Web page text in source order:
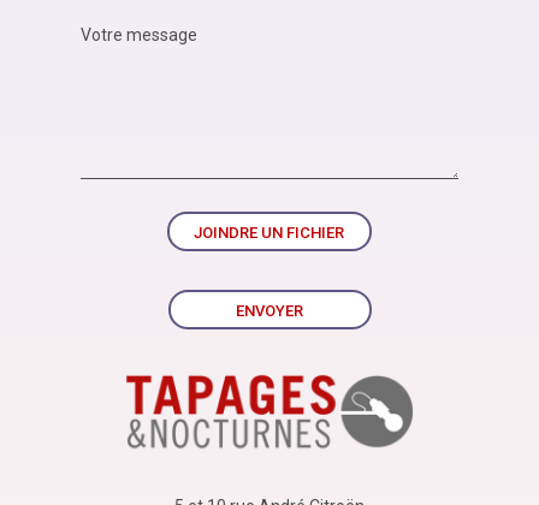
JOINDRE UN FICHIER
ENVOYER